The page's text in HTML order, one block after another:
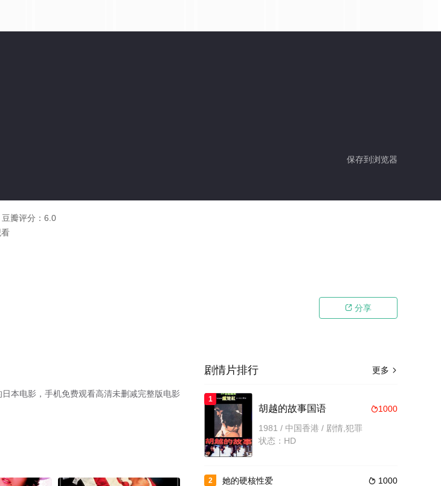
保存到浏览器
豆瓣评分： 6.0
 分享
本电影，手机免费观看高清未删减完整版电影
更多 
剧情片排行
1
1000
胡越的故事国语
1981 / 中国香港 / 剧情,犯罪
状态：HD
2  1000
她的硬核性爱